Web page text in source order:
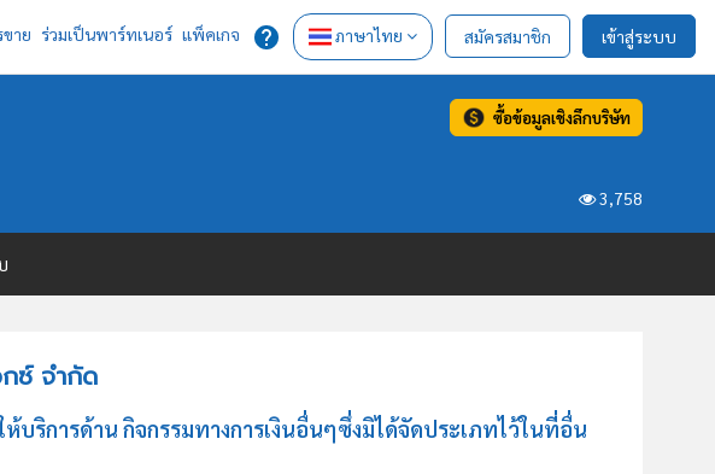
าย ร่วมเป็นพาร์ทเนอร์ แพ็คเกจ ภาษาไทย สมัครสมาชิก เข้าสู่ระบบ
ซื้อข้อมูลเชิงลึกบริษัท
3,758
กซ์ จำกัด
บริการด้าน กิจกรรมทางการเงินอื่นๆซึ่งมิได้จัดประเภทไว้ในที่อื่น